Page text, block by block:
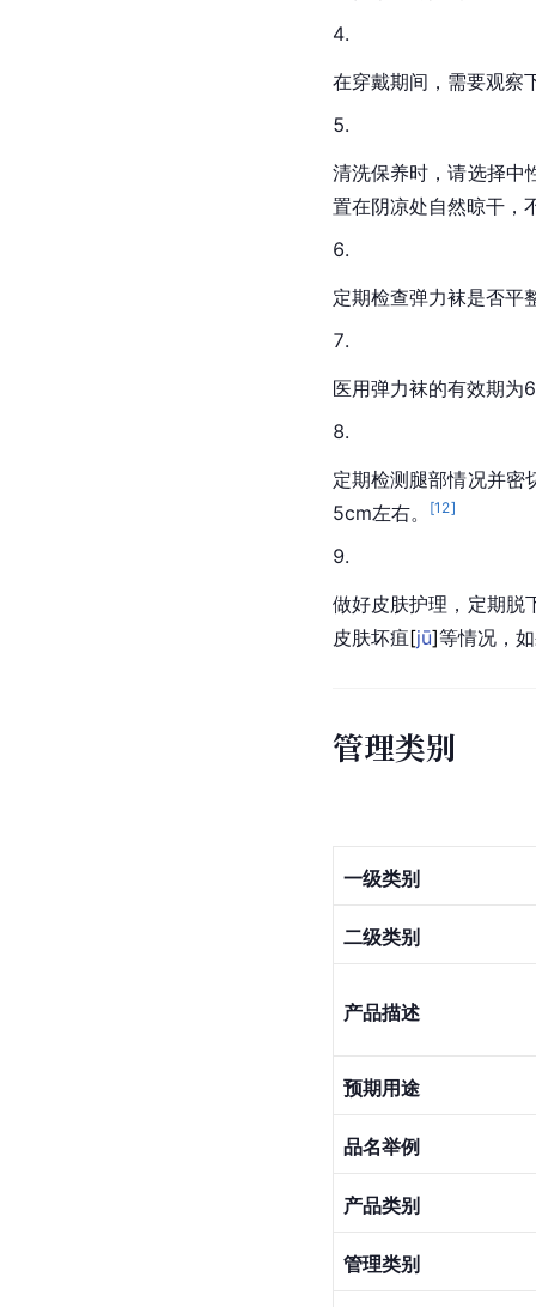
在穿戴期间，需要观察
清洗保养时，请选择中
置在阴凉处自然晾干，
定期检查弹力袜是否平
医用弹力袜的有效期为
定期检测腿部情况并密
5cm左右。
[12]
做好皮肤护理，定期脱
皮肤坏疽[jū]等情况，
管理类别
一级类别
二级类别
产品描述
预期用途
品名举例
产品类别
管理类别